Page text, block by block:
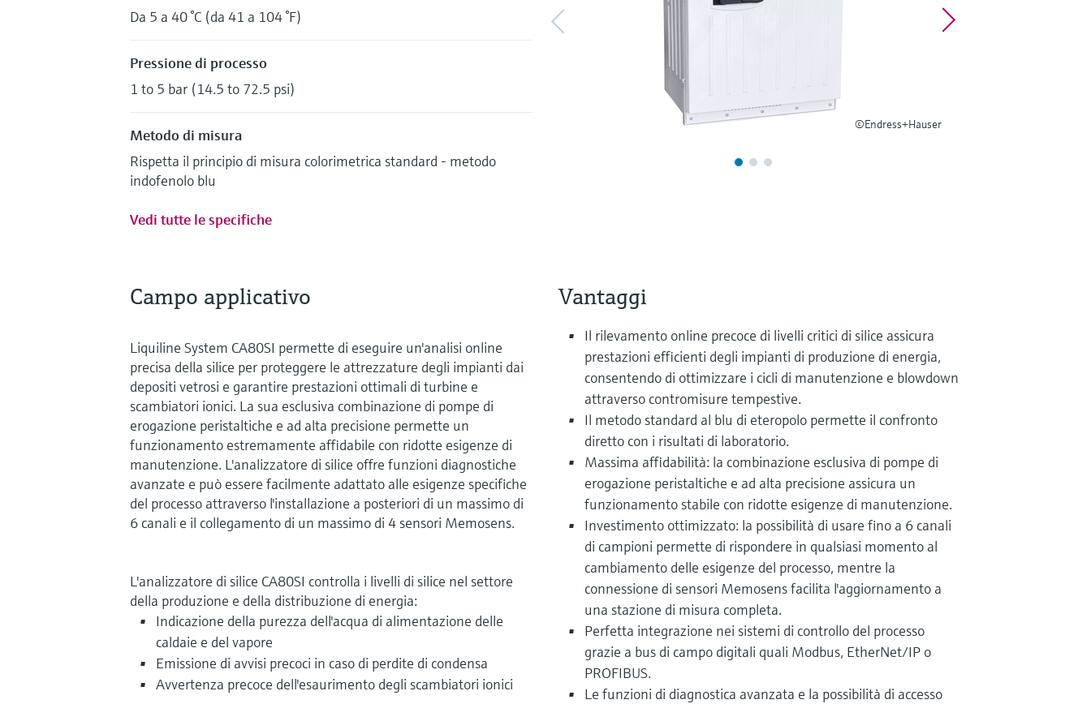
©Endress+Hauser
Da 5 a 40 °C (da 41 a 104 °F)
Pressione di processo
1 to 5 bar (14.5 to 72.5 psi)
Metodo di misura
Rispetta il principio di misura colorimetrica standard - metodo
indofenolo blu
Vedi tutte le specifiche
Campo applicativo
Liquiline System CA80SI permette di eseguire un'analisi online
precisa della silice per proteggere le attrezzature degli impianti dai
depositi vetrosi e garantire prestazioni ottimali di turbine e
scambiatori ionici. La sua esclusiva combinazione di pompe di
erogazione peristaltiche e ad alta precisione permette un
funzionamento estremamente affidabile con ridotte esigenze di
manutenzione. L'analizzatore di silice offre funzioni diagnostiche
avanzate e può essere facilmente adattato alle esigenze specifiche
del processo attraverso l'installazione a posteriori di un massimo di
6 canali e il collegamento di un massimo di 4 sensori Memosens.
L'analizzatore di silice CA80SI controlla i livelli di silice nel settore
della produzione e della distribuzione di energia:
Indicazione della purezza dell'acqua di alimentazione delle
caldaie e del vapore
Emissione di avvisi precoci in caso di perdite di condensa
Avvertenza precoce dell'esaurimento degli scambiatori ionici
Vantaggi
Il rilevamento online precoce di livelli critici di silice assicura
prestazioni efficienti degli impianti di produzione di energia,
consentendo di ottimizzare i cicli di manutenzione e blowdown
attraverso contromisure tempestive.
Il metodo standard al blu di eteropolo permette il confronto
diretto con i risultati di laboratorio.
Massima affidabilità: la combinazione esclusiva di pompe di
erogazione peristaltiche e ad alta precisione assicura un
funzionamento stabile con ridotte esigenze di manutenzione.
Investimento ottimizzato: la possibilità di usare fino a 6 canali
di campioni permette di rispondere in qualsiasi momento al
cambiamento delle esigenze del processo, mentre la
connessione di sensori Memosens facilita l'aggiornamento a
una stazione di misura completa.
Perfetta integrazione nei sistemi di controllo del processo
grazie a bus di campo digitali quali Modbus, EtherNet/IP o
PROFIBUS.
Le funzioni di diagnostica avanzata e la possibilità di accesso